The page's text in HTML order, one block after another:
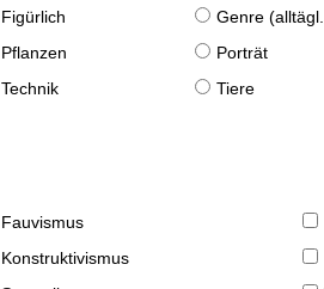
Figürlich Genre
Pflanzen Porträt
Technik Tiere
Fauvismus
Konstruktivismus